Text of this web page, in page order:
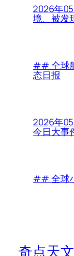
2026年
境、被发
## 全球
态日报
2026年
今日大事
## 全球
奇点天文